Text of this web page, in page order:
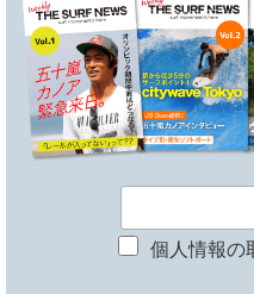
個人情報の